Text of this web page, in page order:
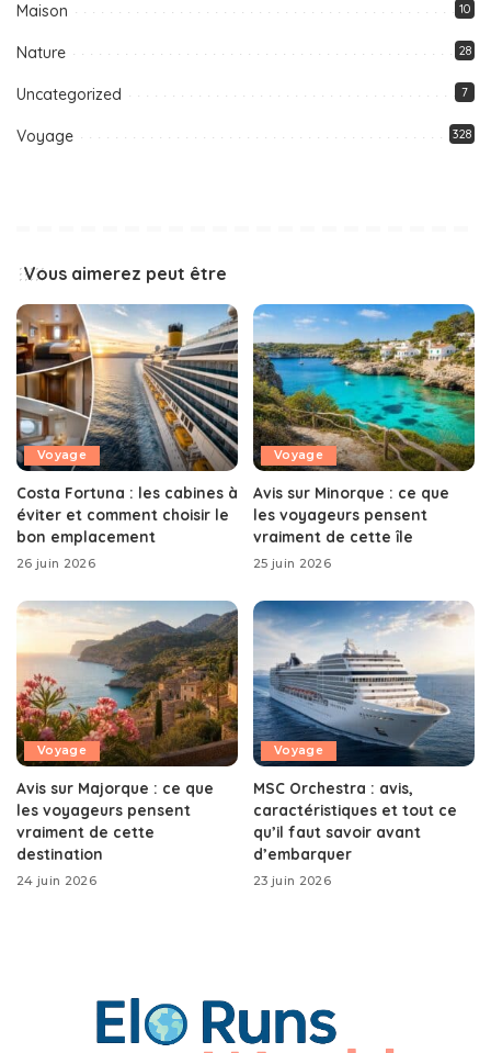
Maison 10
Nature 28
Uncategorized 7
Voyage 328
Vous aimerez peut être
Voyage
Costa Fortuna : les cabines à
éviter et comment choisir le
bon emplacement
26 juin 2026
Voyage
Avis sur Minorque : ce que
les voyageurs pensent
vraiment de cette île
25 juin 2026
Voyage
Avis sur Majorque : ce que
les voyageurs pensent
vraiment de cette
destination
24 juin 2026
Voyage
MSC Orchestra : avis,
caractéristiques et tout ce
qu’il faut savoir avant
d’embarquer
23 juin 2026